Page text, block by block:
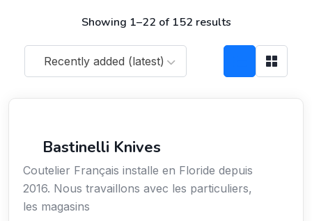
Showing 1–22 of 152 results
Recently added (latest)
Bastinelli Knives
Coutelier Français installe en Floride depuis
2016. Nous travaillons avec les particuliers,
les magasins